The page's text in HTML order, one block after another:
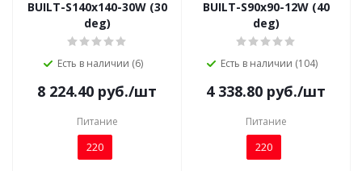
BUILT-S140x140-30W (30
deg)
Есть в наличии (6)
8 224.40 руб./шт
Питание
220
BUILT-S90x90-12W (40
deg)
Есть в наличии (104)
4 338.80 руб./шт
Питание
220